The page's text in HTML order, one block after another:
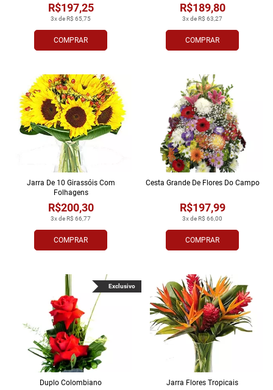
COMPRAR
3x de R$ 65,75
R$197,25
COMPRAR
3x de R$ 63,27
R$189,80
COMPRAR
3x de R$ 66,77
R$200,30
Jarra De 10 Girassóis Com
Folhagens
COMPRAR
3x de R$ 66,00
R$197,99
Cesta Grande De Flores Do Campo
Duplo Colombiano
Exclusivo
Jarra Flores Tropi­cais